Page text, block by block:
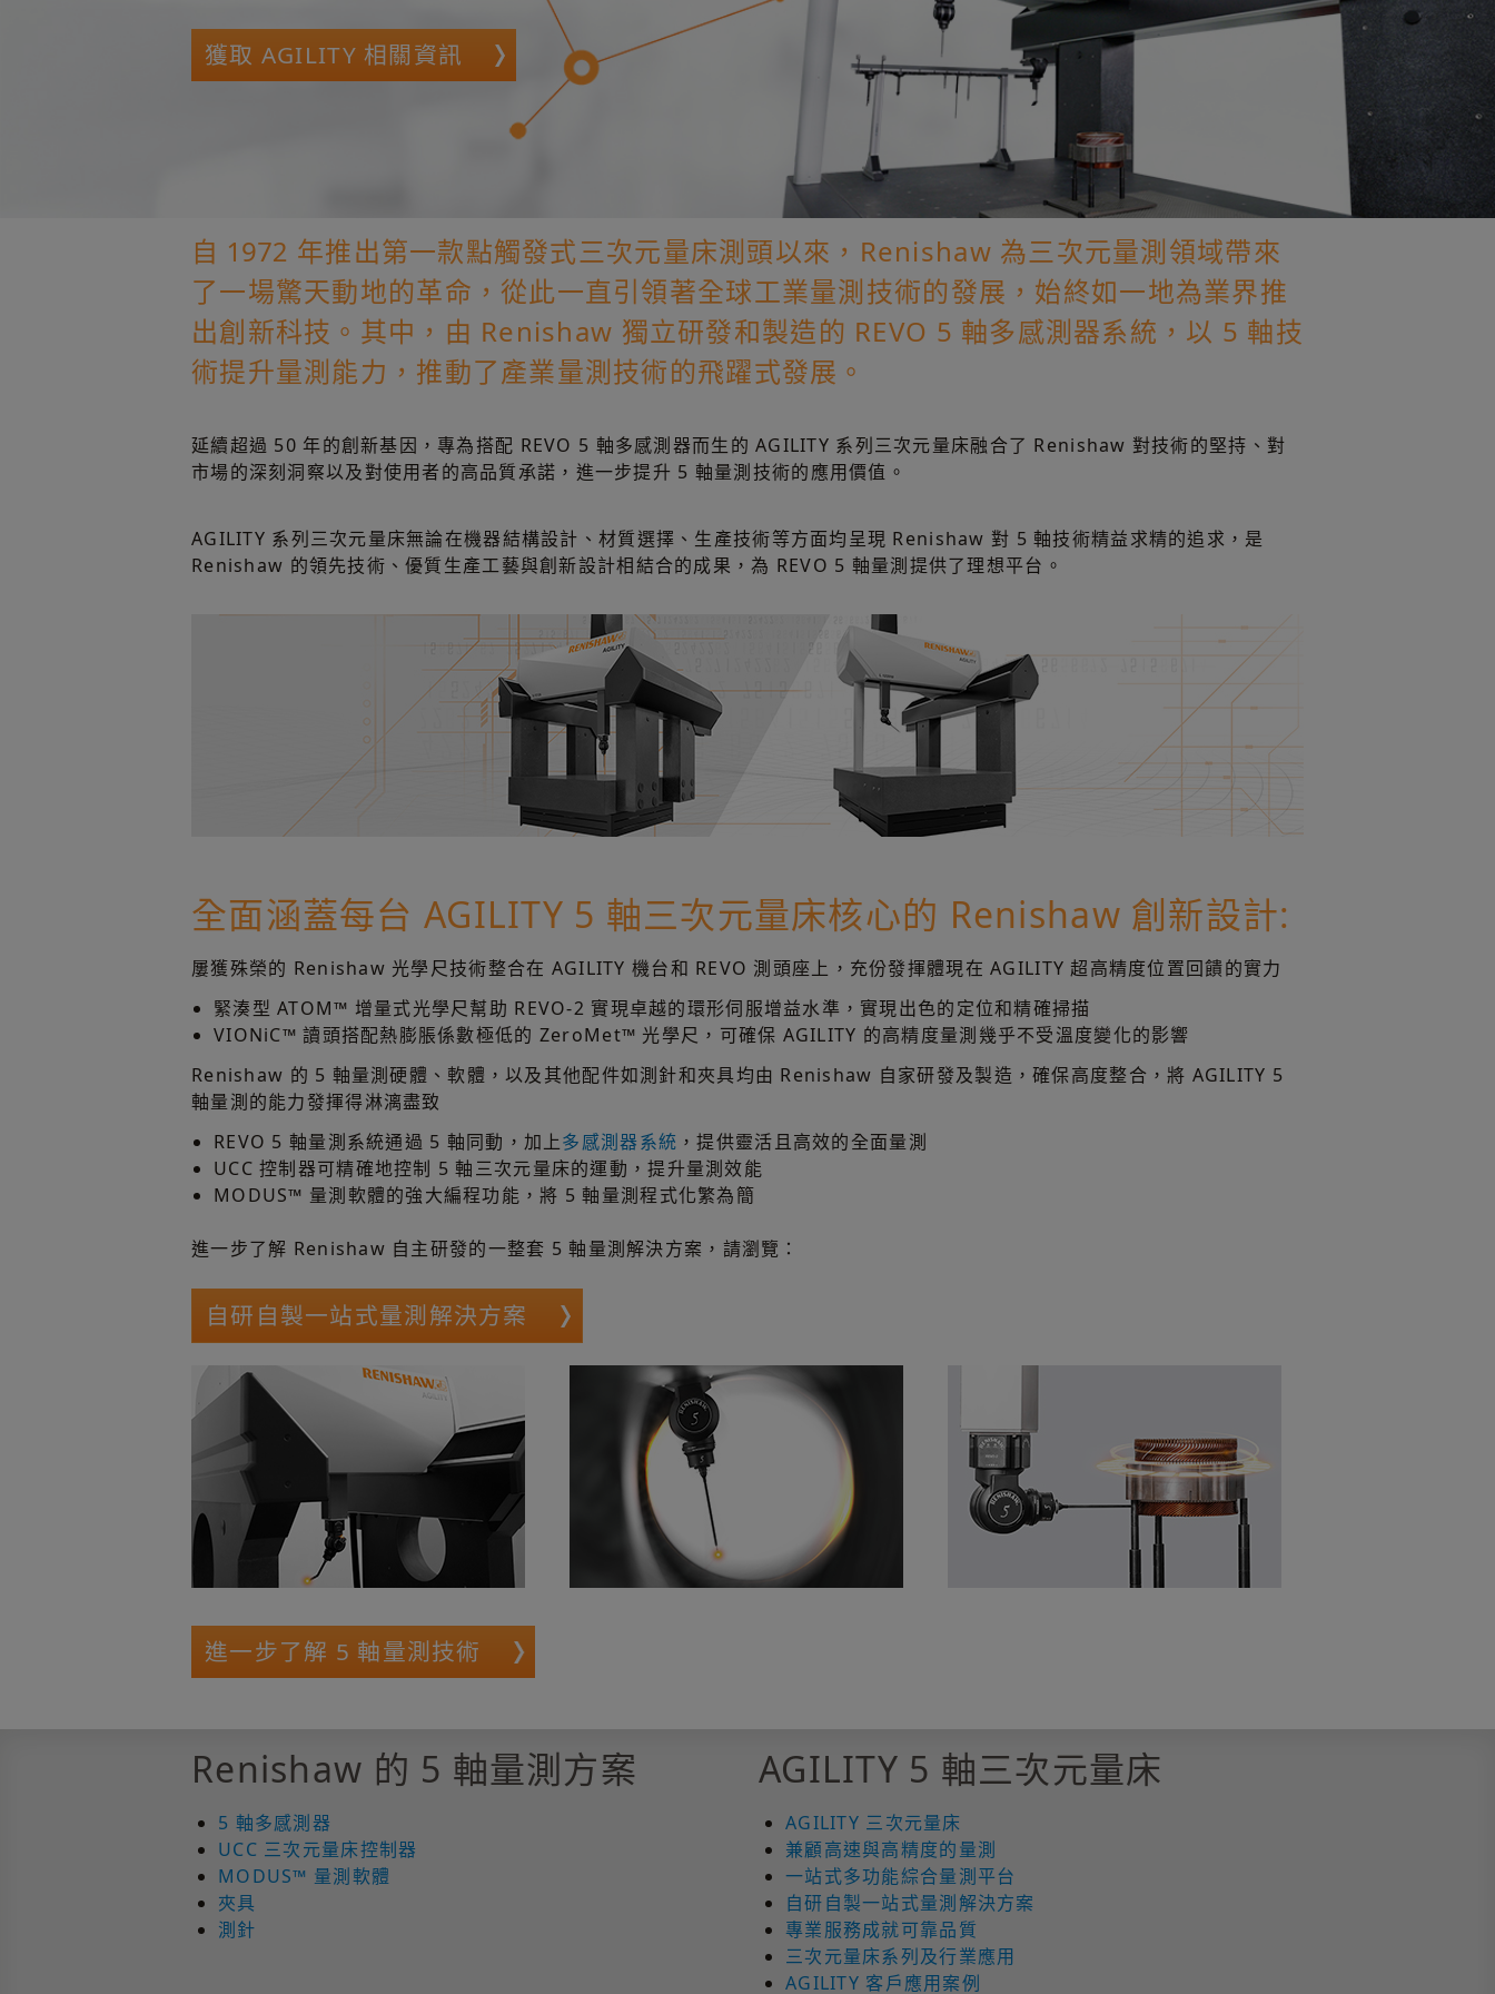
獲取 AGILITY 相關資訊
自 1972 年推出第一款點觸發式三次元量床測頭以來，Renishaw 為三次元量測領域帶來
了一場驚天動地的革命，從此一直引領著全球工業量測技術的發展，始終如一地為業界推
出創新科技。其中，由 Renishaw 獨立研發和製造的 REVO 5 軸多感測器系統，以 5 軸技
術提升量測能力，推動了產業量測技術的飛躍式發展。
延續超過 50 年的創新基因，專為搭配 REVO 5 軸多感測器而生的 AGILITY 系列三次元量床融合了 Renishaw 對技術的堅持、對
市場的深刻洞察以及對使用者的高品質承諾，進一步提升 5 軸量測技術的應用價值。
AGILITY 系列三次元量床無論在機器結構設計、材質選擇、生產技術等方面均呈現 Renishaw 對 5 軸技術精益求精的追求，是
Renishaw 的領先技術、優質生產工藝與創新設計相結合的成果，為 REVO 5 軸量測提供了理想平台。
全面涵蓋每台 AGILITY 5 軸三次元量床核心的 Renishaw 創新設計:
屢獲殊榮的 Renishaw 光學尺技術整合在 AGILITY 機台和 REVO 測頭座上，充份發揮體現在 AGILITY 超高精度位置回饋的實力
緊湊型 ATOM™ 增量式光學尺幫助 REVO-2 實現卓越的環形伺服增益水準，實現出色的定位和精確掃描
VIONiC™ 讀頭搭配熱膨脹係數極低的 ZeroMet™ 光學尺，可確保 AGILITY 的高精度量測幾乎不受溫度變化的影響
Renishaw 的 5 軸量測硬體、軟體，以及其他配件如測針和夾具均由 Renishaw 自家研發及製造，確保高度整合，將 AGILITY 5
軸量測的能力發揮得淋漓盡致
REVO 5 軸量測系統通過 5 軸同動，加上多感測器系統 ，提供靈活且高效的全面量測
UCC 控制器可精確地控制 5 軸三次元量床的運動，提升量測效能
MODUS™ 量測軟體的強大編程功能，將 5 軸量測程式化繁為簡
進一步了解 Renishaw 自主研發的一整套 5 軸量測解決方案，請瀏覽：
自研自製一站式量測解決方案
進一步了解 5 軸量測技術
Renishaw 的 5 軸量測方案
5 軸多感測器
UCC 三次元量床控制器
MODUS™ 量測軟體
夾具
測針
AGILITY 5 軸三次元量床
AGILITY 三次元量床
兼顧高速與高精度的量測
一站式多功能綜合量測平台
自研自製一站式量測解決方案
專業服務成就可靠品質
三次元量床系列及行業應用
AGILITY 客戶應用案例